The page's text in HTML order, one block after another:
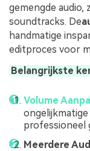
gemengde audio,
soundtracks. De
handmatige
editproces voor
Belangrijkste
Volume
professioneel
Meerdere